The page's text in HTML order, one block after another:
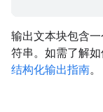
输出文本块包含
符串。如需了解
结构化输出指南。